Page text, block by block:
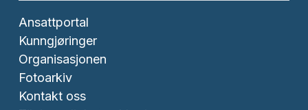
Ansattportal
Kunngjøringer
Organisasjonen
Fotoarkiv
Kontakt oss